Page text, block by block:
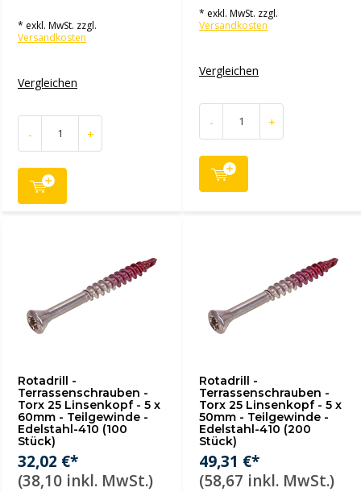
* exkl. MwSt. zzgl.
Versandkosten
Vergleichen
- +
* exkl. MwSt. zzgl.
Versandkosten
Vergleichen
- +
Rotadrill -
Terrassenschrauben -
Torx 25 Linsenkopf - 5 x
60mm - Teilgewinde -
Edelstahl-410 (100
Stück)
32,02 €*
(38,10 inkl. MwSt.)
Rotadrill -
Terrassenschrauben -
Torx 25 Linsenkopf - 5 x
50mm - Teilgewinde -
Edelstahl-410 (200
Stück)
49,31 €*
(58,67 inkl. MwSt.)